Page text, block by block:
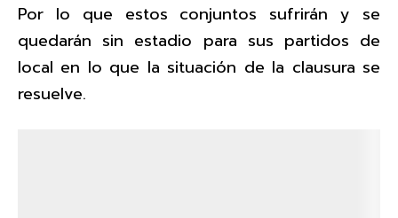
Por lo que estos conjuntos sufrirán y se
quedarán sin estadio para sus partidos de
local en lo que la situación de la clausura se
resuelve.